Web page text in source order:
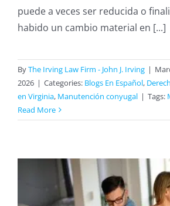
puede a veces ser reducida o
habido un cambio material en [...]
ByThe Irving Law Firm - John J. Irving |
2026 | Categories: Blogs En Español,
en Virginia, Manutención conyugal | Tags:
Read More